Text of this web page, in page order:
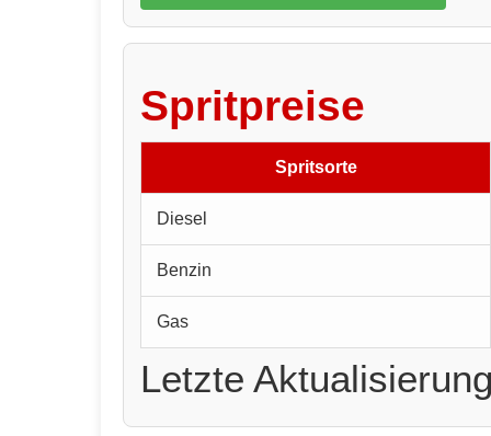
Spritpreise
Spritsorte
Diesel
Benzin
Gas
Letzte